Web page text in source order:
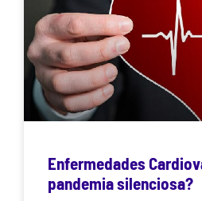
Enfermedades
pandemia silenciosa?